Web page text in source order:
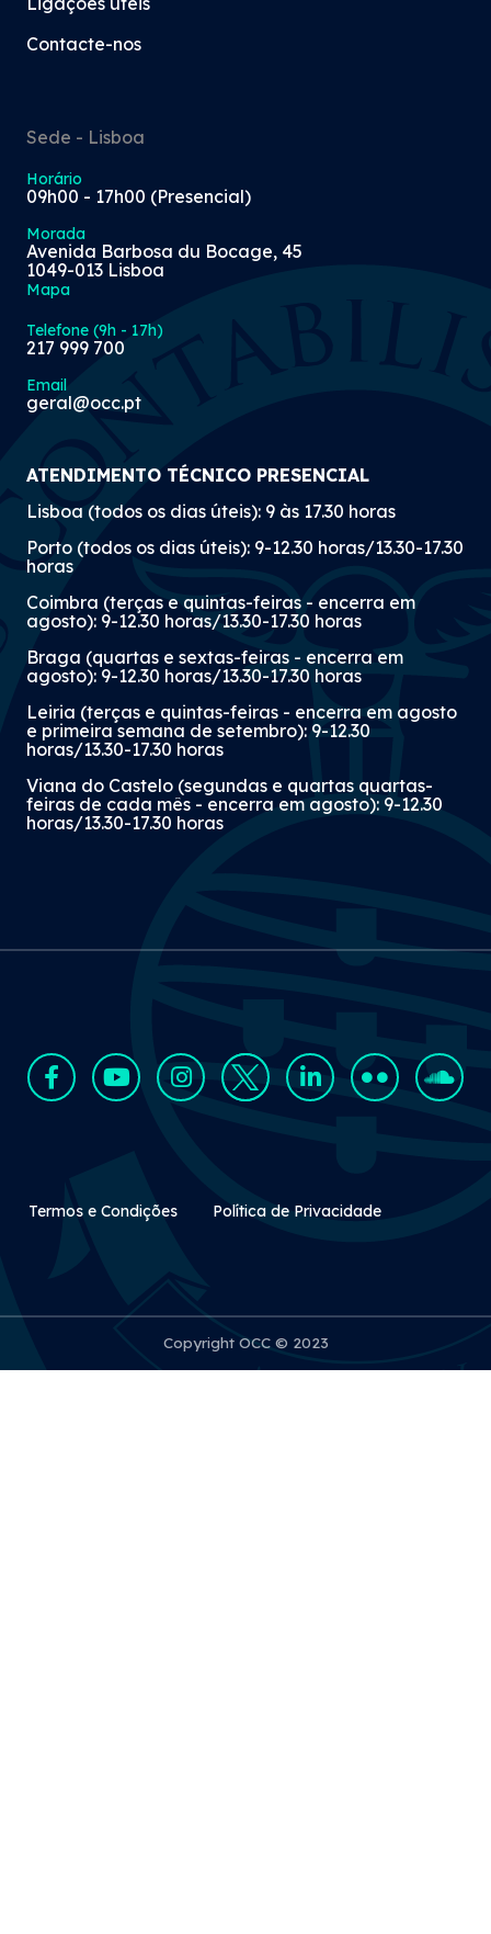
Contacte-nos
Sede - Lisboa
Horário
09h00 - 17h00 (Presencial)
Morada
Avenida Barbosa du Bocage, 45
1049-013 Lisboa
Mapa
Telefone (9h - 17h)
217 999 700
Email
geral@occ.pt
ATENDIMENTO TÉCNICO PRESENCIAL
Lisboa (todos os dias úteis): 9 às 17.30 horas
Porto (todos os dias úteis): 9-12.30 horas/13.30-17.30
horas
Coimbra (terças e quintas-feiras - encerra em
agosto): 9-12.30 horas/13.30-17.30 horas
Braga (quartas e sextas-feiras - encerra em
agosto): 9-12.30 horas/13.30-17.30 horas
Leiria (terças e quintas-feiras - encerra em agosto
e primeira semana de setembro): 9-12.30
horas/13.30-17.30 horas
Viana do Castelo (segundas e quartas quartas-
feiras de cada mês - encerra em agosto): 9-12.30
horas/13.30-17.30 horas
Rodapé Secundário
Termos e Condições Política de Privacidade
Copyright OCC © 2023